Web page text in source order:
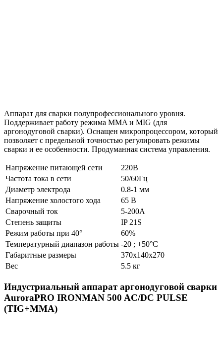
Аппарат для сварки полупрофессионального уровня.
Поддерживает работу режима MMA и MIG (для
аргонодуговой сварки). Оснащен микропроцессором, который
позволяет с предельной точностью регулировать режимы
сварки и ее особенности. Продуманная система управления.
Напряжение питающей сети
220В
Частота тока в сети
50/60Гц
Диаметр электрода
0.8-1 мм
Напряжение холостого хода
65 В
Сварочный ток
5-200A
Степень защиты
IP 21S
Режим работы при 40°
60%
Температурный диапазон работы -20 ; +50°C
Габаритные размеры
370х140х270
Вес
5.5 кг
Индустриальный аппарат аргонодуговой сварки
AuroraPRO IRONMAN 500 AC/DC PULSE
(TIG+MMA)